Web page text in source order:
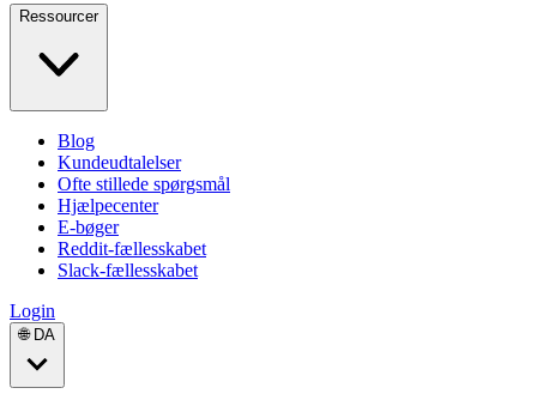
Ressourcer
Blog
Kundeudtalelser
Ofte stillede spørgsmål
Hjælpecenter
E-bøger
Reddit-fællesskabet
Slack-fællesskabet
Login
🌐 DA